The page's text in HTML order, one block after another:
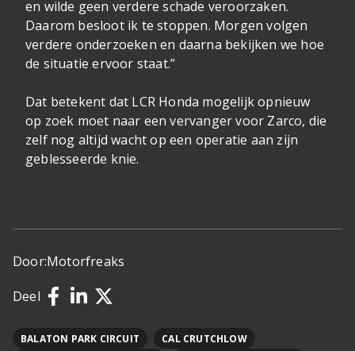
en wilde geen verdere schade veroorzaken.
Daarom besloot ik te stoppen. Morgen volgen
verdere onderzoeken en daarna bekijken we hoe
de situatie ervoor staat.”
Dat betekent dat LCR Honda mogelijk opnieuw
op zoek moet naar een vervanger voor Zarco, die
zelf nog altijd wacht op een operatie aan zijn
geblesseerde knie.
Door:Motorfreaks
Deel
BALATON PARK CIRCUIT
CAL CRUTCHLOW